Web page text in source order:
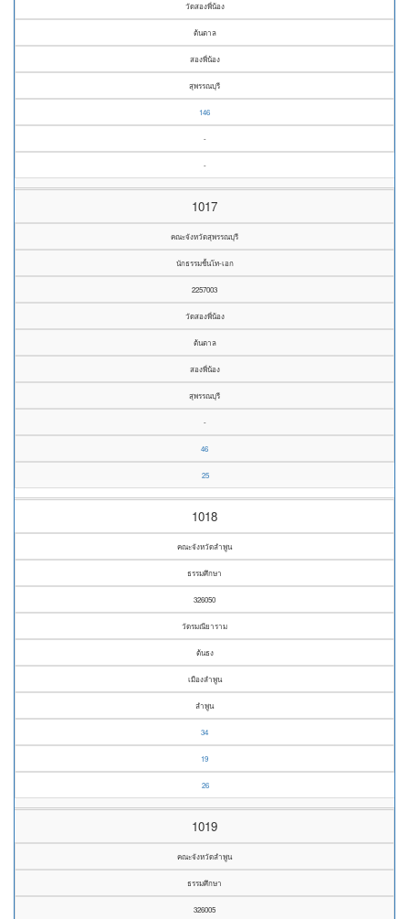
วัดสองพี่น้อง
ต้นตาล
สองพี่น้อง
สุพรรณบุรี
146
-
-
1017
คณะจังหวัดสุพรรณบุรี
นักธรรมชั้นโท-เอก
2257003
วัดสองพี่น้อง
ต้นตาล
สองพี่น้อง
สุพรรณบุรี
-
46
25
1018
คณะจังหวัดลำพูน
ธรรมศึกษา
326050
วัดรมณียาราม
ต้นธง
เมืองลำพูน
ลำพูน
34
19
26
1019
คณะจังหวัดลำพูน
ธรรมศึกษา
326005